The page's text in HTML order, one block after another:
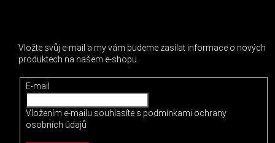
Vložte svůj e-mail a my vám budeme zasílat informace o nových
produktech na našem e-shopu.
E-mail
Vložením e-mailu souhlasíte s podmínkami ochrany
osobních údajů